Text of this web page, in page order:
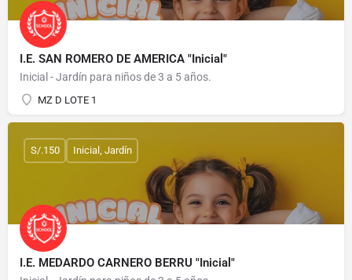
I.E. SAN ROMERO DE AMERICA "Inicial"
Inicial - Jardín para niños de 3 a 5 años.
MZ D LOTE 1
I.E. MEDARDO CARNERO BERRU "Inicial"
S/.150 Inicial, Jardín